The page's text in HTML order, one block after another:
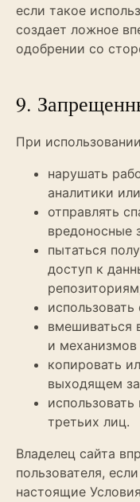
если такое
создает ложное
одобрении со
9.
При
нарушать
аналитики
отправлять
вредоносные
пытаться
доступ к
вмешиваться
и механизмов
копировать
выходящем
третьих лиц.
Владелец сайта
пользователя,
настоящие